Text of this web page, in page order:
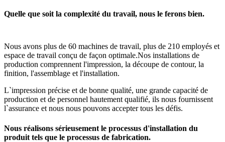
Quelle que soit la complexité du travail, nous le ferons bien.
Nous avons plus de 60 machines de travail, plus de 210 employés et
espace de travail conçu de façon optimale.Nos installations de
production comprennent l'impression, la découpe de contour, la
finition, l'assemblage et l'installation.
L`impression précise et de bonne qualité, une grande capacité de
production et de personnel hautement qualifié, ils nous fournissent
l`assurance et nous nous pouvons accepter tous les défis.
Nous réalisons sérieusement le processus d'installation du
produit tels que le processus de fabrication.